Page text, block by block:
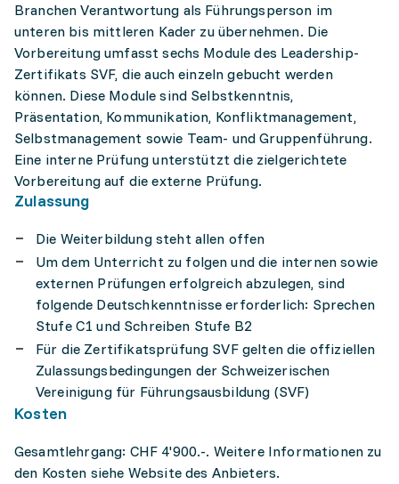
Branchen Verantwortung als Führungsperson im
unteren bis mittleren Kader zu übernehmen. Die
Vorbereitung umfasst sechs Module des Leadership-
Zertifikats SVF, die auch einzeln gebucht werden
können. Diese Module sind Selbstkenntnis,
Präsentation, Kommunikation, Konfliktmanagement,
Selbstmanagement sowie Team- und Gruppenführung.
Eine interne Prüfung unterstützt die zielgerichtete
Vorbereitung auf die externe Prüfung.
Zulassung
Die Weiterbildung steht allen offen
Um dem Unterricht zu folgen und die internen sowie
externen Prüfungen erfolgreich abzulegen, sind
folgende Deutschkenntnisse erforderlich: Sprechen
Stufe C1 und Schreiben Stufe B2
Für die Zertifikatsprüfung SVF gelten die offiziellen
Zulassungsbedingungen der Schweizerischen
Vereinigung für Führungsausbildung (SVF)
Kosten
Gesamtlehrgang: CHF 4'900.-. Weitere Informationen zu
den Kosten siehe Website des Anbieters.